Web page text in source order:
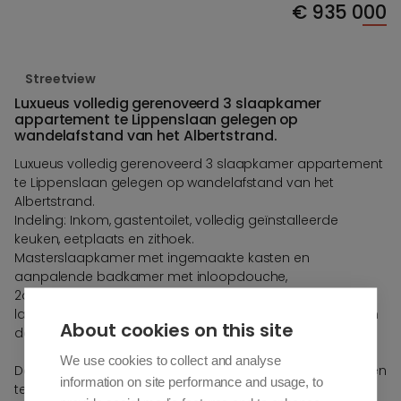
€935 000
Streetview
Luxueus volledig gerenoveerd 3 slaapkamer
appartement te Lippenslaan gelegen op
wandelafstand van het Albertstrand.
Luxueus volledig gerenoveerd 3 slaapkamer appartement
te Lippenslaan gelegen op wandelafstand van het
Albertstrand.
Indeling: Inkom, gastentoilet, volledig geïnstalleerde
keuken, eetplaats en zithoek.
Masterslaapkamer met ingemaakte kasten en
aanpalende badkamer met inloopdouche,
2de slaapkamer ook met ingemaakte kasten, enkele
lavabo en douche. Derde slaapkamer met eveneens een
douchehoek.
De 1ste en de 2de slaapkamer geven achteraan uit op een
terras.
About cookies on this site
We use cookies to collect and analyse
information on site performance and usage, to